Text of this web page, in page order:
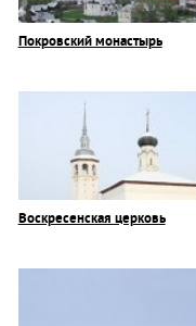
Покровский монастырь
Воскресенская церковь